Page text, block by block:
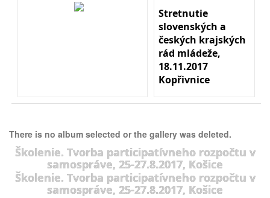
Stretnutie
slovenských a
českých krajských
rád mládeže,
18.11.2017
Kopřivnice
There is no album selected or the gallery was deleted.
Školenie. Tvorba participatívneho rozpočtu v
samospráve, 25-27.8.2017, Košice
Školenie. Tvorba participatívneho rozpočtu v
samospráve, 25-27.8.2017, Košice